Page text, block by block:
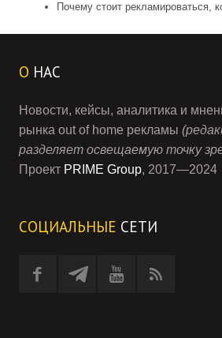
Почему стоит рекламироваться,
О НАС
Новости, кейсы, аналитика и
рынка out of home рекламы
разделяет освещаемую точку
Проект PRIME Group, 2017—2024
СОЦИАЛЬНЫЕ СЕТИ